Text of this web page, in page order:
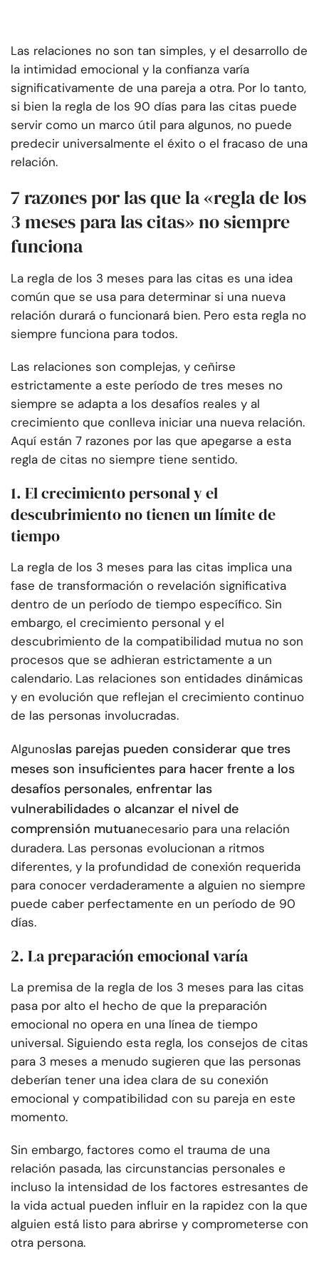
Las relaciones no son tan simples, y el desarrollo de
la intimidad emocional y la confianza varía
significativamente de una pareja a otra. Por lo tanto,
si bien la regla de los 90 días para las citas puede
servir como un marco útil para algunos, no puede
predecir universalmente el éxito o el fracaso de una
relación.
7 razones por las que la «regla de los
3 meses para las citas» no siempre
funciona
La regla de los 3 meses para las citas es una idea
común que se usa para determinar si una nueva
relación durará o funcionará bien. Pero esta regla no
siempre funciona para todos.
Las relaciones son complejas, y ceñirse
estrictamente a este período de tres meses no
siempre se adapta a los desafíos reales y al
crecimiento que conlleva iniciar una nueva relación.
Aquí están 7 razones por las que apegarse a esta
regla de citas no siempre tiene sentido.
1. El crecimiento personal y el
descubrimiento no tienen un límite de
tiempo
La regla de los 3 meses para las citas implica una
fase de transformación o revelación significativa
dentro de un período de tiempo específico. Sin
embargo, el crecimiento personal y el
descubrimiento de la compatibilidad mutua no son
procesos que se adhieran estrictamente a un
calendario. Las relaciones son entidades dinámicas
y en evolución que reflejan el crecimiento continuo
de las personas involucradas.
Algunoslas parejas pueden considerar que tres
meses son insuficientes para hacer frente a los
desafíos personales, enfrentar las
vulnerabilidades o alcanzar el nivel de
comprensión mutuanecesario para una relación
duradera. Las personas evolucionan a ritmos
diferentes, y la profundidad de conexión requerida
para conocer verdaderamente a alguien no siempre
puede caber perfectamente en un período de 90
días.
2. La preparación emocional varía
La premisa de la regla de los 3 meses para las citas
pasa por alto el hecho de que la preparación
emocional no opera en una línea de tiempo
universal. Siguiendo esta regla, los consejos de citas
para 3 meses a menudo sugieren que las personas
deberían tener una idea clara de su conexión
emocional y compatibilidad con su pareja en este
momento.
Sin embargo, factores como el trauma de una
relación pasada, las circunstancias personales e
incluso la intensidad de los factores estresantes de
la vida actual pueden influir en la rapidez con la que
alguien está listo para abrirse y comprometerse con
otra persona.